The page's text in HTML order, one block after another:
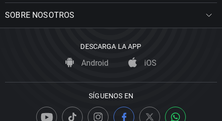
SOBRE NOSOTROS
DESCARGA LA APP
Android iOS
SÍGUENOS EN